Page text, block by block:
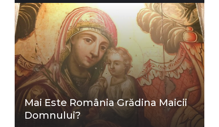
Mai Este România Grădina Maicii
Domnului?